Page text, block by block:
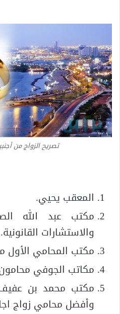
تصريح الزواج من
المعقب يحيي.
مكتب عبد الله
والاستشارات القانونية.
مكتب المحامي
مكاتب الجوفي
مكتب محمد بن
وأفضل محامي زواج